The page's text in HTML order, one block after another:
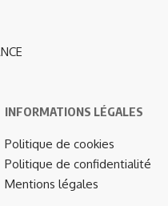
INFORMATIONS LÉGALES
Politique de cookies
Politique de confidentialité
Mentions légales